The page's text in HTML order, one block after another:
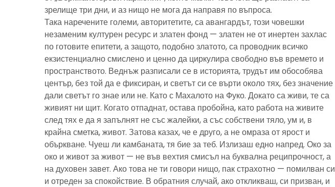
зрелище три дни, и аз нищо не мога да направя по въпроса.
Така наречените големи, авторитетите, са авангардът, този човешки
незаменим културен ресурс и златен фонд — златен не от инертен захлас
по готовите епитети, а защото, подобно златото, са проводник всичко
екзистенциално смислено и ценно да циркулира свободно във времето и
пространството. Веднъж разписали се в историята, трудът им обособява
център, без той да е фиксиран, и светът си се върти около тях, без значение
дали светът го знае или не. Като с Махалото на Фуко. Докато са живи, те са
живият ни щит. Когато отпаднат, остава пробойна, като работа на живите
след тях е да я запълнят не със жалейки, а със собствени тяло, ум и, в
крайна сметка, живот. Затова казах, че е друго, а не омраза от ярост и
объркване. Чуеш ли камбаната, тя бие за теб. Излизаш едно напред. Око за
око и живот за живот — не във вехтия смисъл на буквална реципрочност, а
на духовен завет. Ако това не ти говори нищо, пак страхотно — помилван си
и отреден за спокойствие. В обратния случай, ако откликваш, си призван, и